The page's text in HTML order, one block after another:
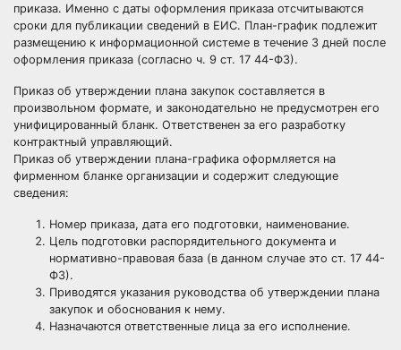
приказа. Именно с даты оформления приказа отсчитываются
сроки для публикации сведений в ЕИС. План-график подлежит
размещению к информационной системе в течение 3 дней после
оформления приказа (согласно ч. 9 ст. 17 44-ФЗ).
Приказ об утверждении плана закупок составляется в
произвольном формате, и законодательно не предусмотрен его
унифицированный бланк. Ответственен за его разработку
контрактный управляющий.
Приказ об утверждении плана-графика оформляется на
фирменном бланке организации и содержит следующие
сведения:
Номер приказа, дата его подготовки, наименование.
Цель подготовки распорядительного документа и
нормативно-правовая база (в данном случае это ст. 17 44-
ФЗ).
Приводятся указания руководства об утверждении плана
закупок и обоснования к нему.
Назначаются ответственные лица за его исполнение.